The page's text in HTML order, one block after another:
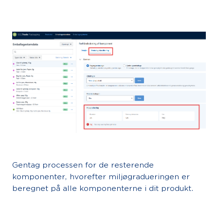
Gentag processen for de resterende
komponenter, hvorefter miljøgradueringen er
beregnet på alle komponenterne i dit produkt.